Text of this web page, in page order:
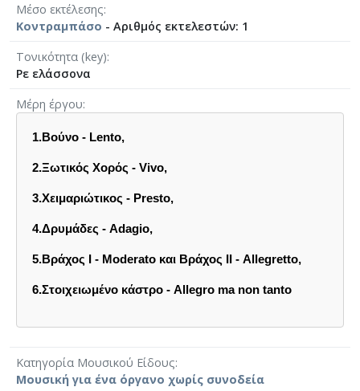
Μέσο εκτέλεσης
Κοντραμπάσο - Αριθμός εκτελεστών: 1
Τονικότητα (key)
Ρε ελάσσονα
Μέρη έργου
1.Βούνο - Lento,
2.Ξωτικός Χορός - Vivo,
3.Χειμαριώτικος - Presto,
4.Δρυμάδες - Adagio,
5.Βράχος Ι - Moderato και Βράχος ΙΙ - Allegretto,
6.Στοιχειωμένο κάστρο - Allegro ma non tanto
Κατηγορία Μουσικού Είδους
Μουσική για ένα όργανο χωρίς συνοδεία